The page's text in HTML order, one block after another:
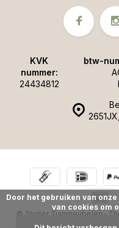
KVK
nummer:
24434812
btw-
© Stigter Tuinmeubelen-
Door het gebruiken van
van cookies om